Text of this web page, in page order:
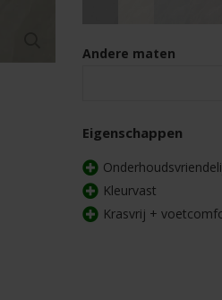
Andere maten
Eigenschappen
Kleurvast
Krasvrij +